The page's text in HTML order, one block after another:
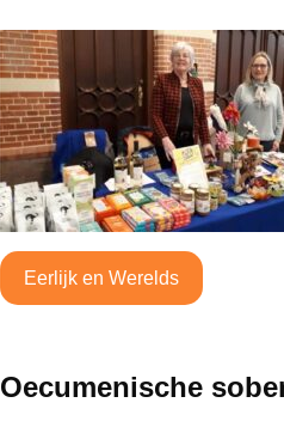
Eerlijk en Werelds
Oecumenische